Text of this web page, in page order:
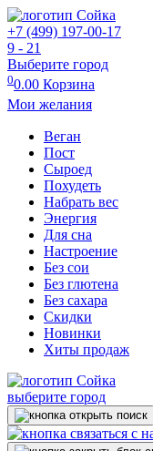
+7 (499) 197-00-17
9 - 21
Выберите город
00.00 Корзина
Мои желания
Веган
Пост
Сыроед
Похудеть
Набрать вес
Энергия
Для сна
Настроение
Без сои
Без глютена
Без сахара
Скидки
Новинки
Хиты продаж
выберите город